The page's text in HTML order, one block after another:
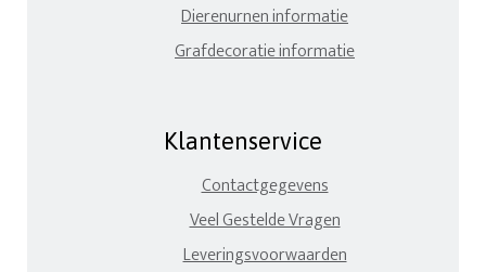
Dierenurnen informatie
Grafdecoratie informatie
Klantenservice
Contactgegevens
Veel Gestelde Vragen
Leveringsvoorwaarden